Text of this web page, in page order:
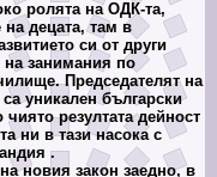
ролята на ОДК-та,
на децата, там в
си от други
на занимания по
Председателят на
уникален български
резултата дейност
ни в тази насока с
.
новия закон заедно, в